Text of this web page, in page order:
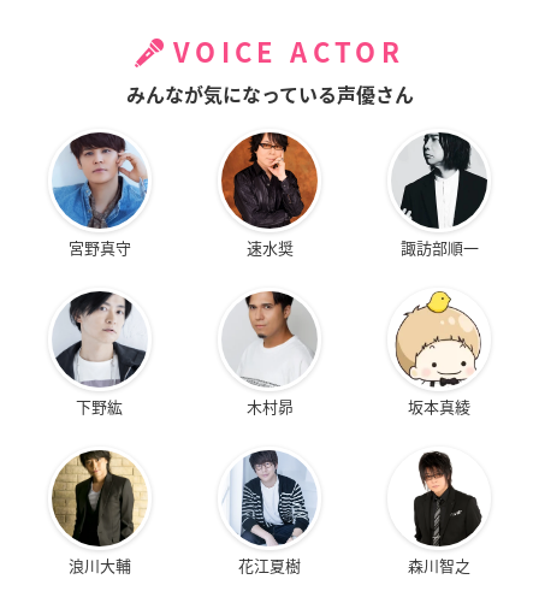
VOICE ACTOR
みんなが気になっている声優さん
宮野真守 速水奨 諏訪部順一
下野紘 木村昴 坂本真綾
浪川大輔 花江夏樹 森川智之